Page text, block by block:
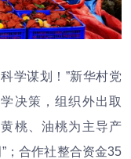
学谋划！”新华村党
决策，组织外出取
桃、油桃为主导产
；合作社整合资金35